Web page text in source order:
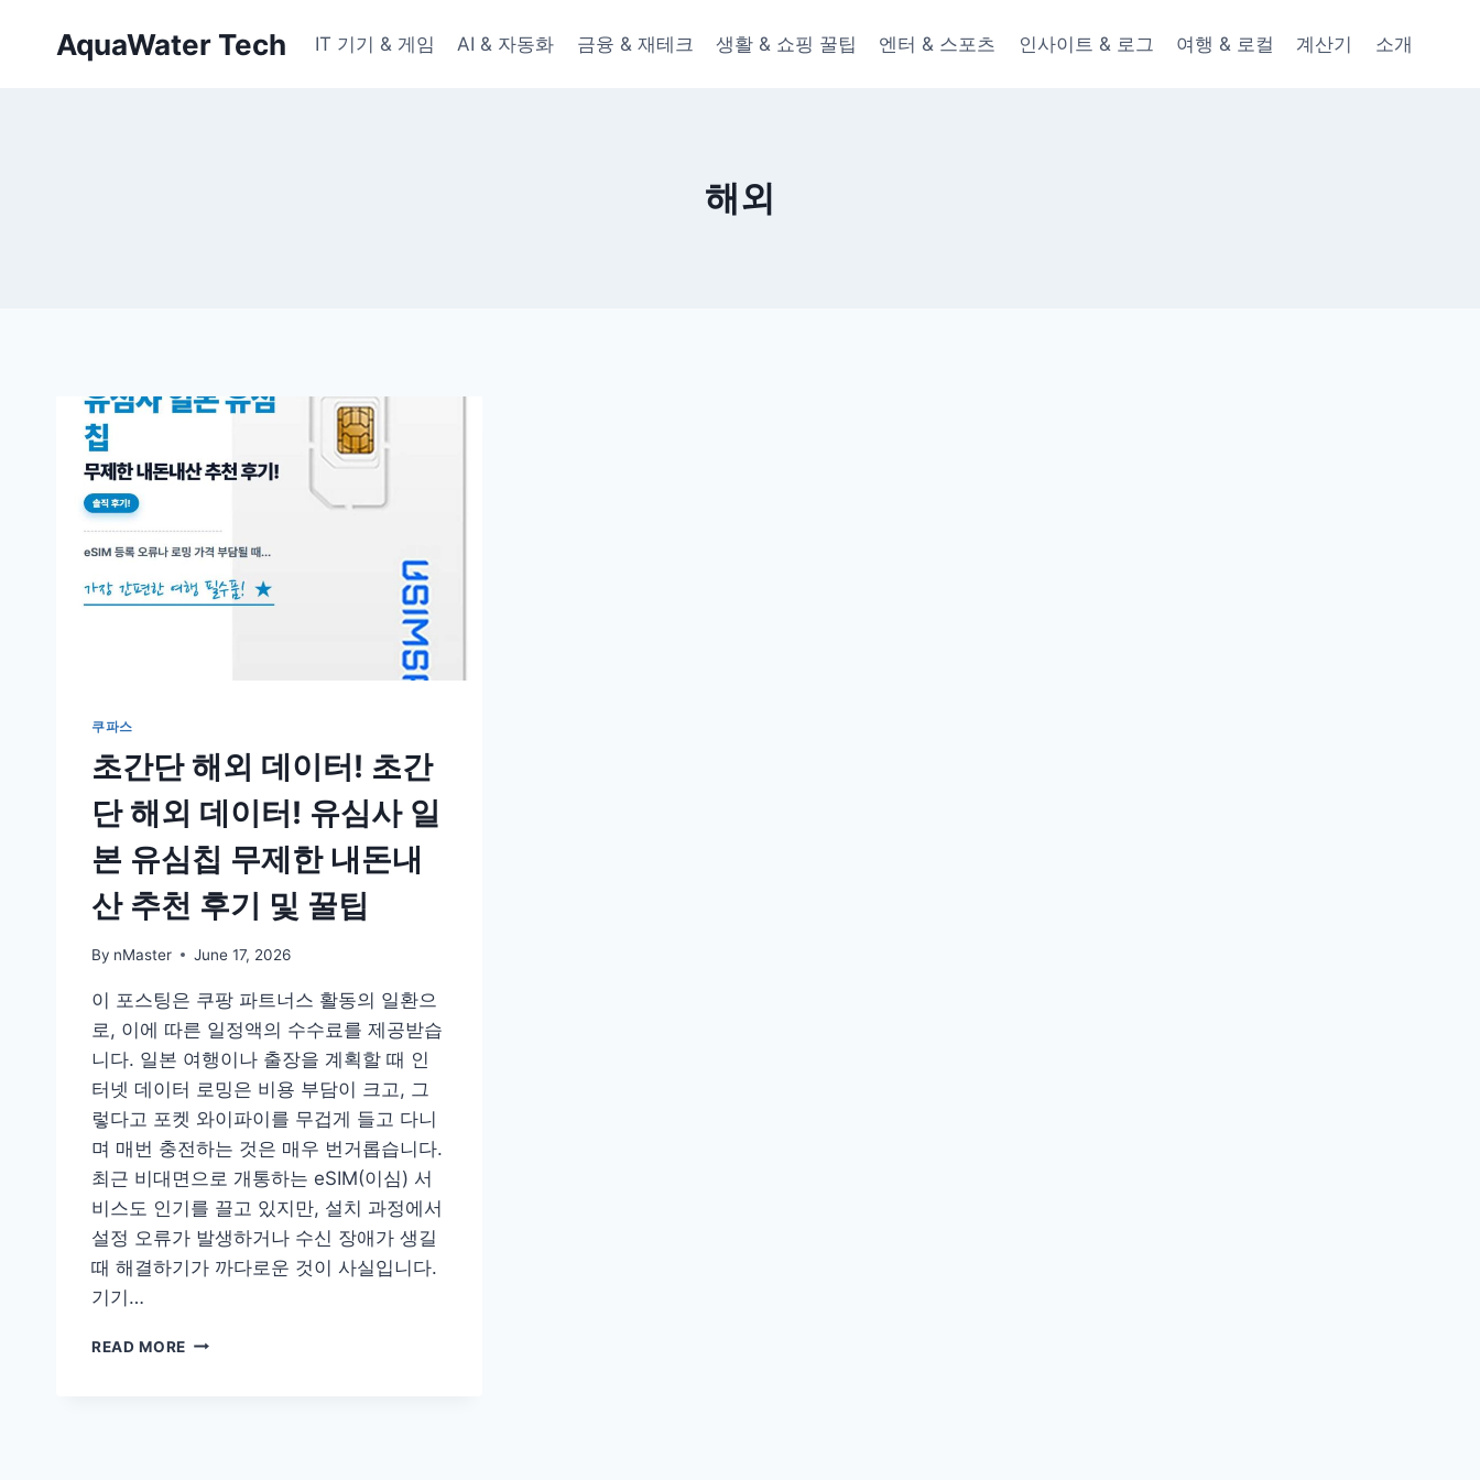
AquaWater Tech IT 기기 & 게임 AI & 자동화 금융 & 재테크 생활 & 쇼핑 꿀팁 엔터 & 스포츠 인사이트 & 로그 여행 & 로컬 계산기 소개
해외
쿠파스
초간단 해외 데이터! 초간
단 해외 데이터! 유심사 일
본 유심칩 무제한 내돈내
산 추천 후기 및 꿀팁
By nMaster June 17, 2026
이 포스팅은 쿠팡 파트너스 활동의 일환으
로, 이에 따른 일정액의 수수료를 제공받습
니다. 일본 여행이나 출장을 계획할 때 인
터넷 데이터 로밍은 비용 부담이 크고, 그
렇다고 포켓 와이파이를 무겁게 들고 다니
며 매번 충전하는 것은 매우 번거롭습니다.
최근 비대면으로 개통하는 eSIM(이심) 서
비스도 인기를 끌고 있지만, 설치 과정에서
설정 오류가 발생하거나 수신 장애가 생길
때 해결하기가 까다로운 것이 사실입니다.
기기…
READ MORE 초